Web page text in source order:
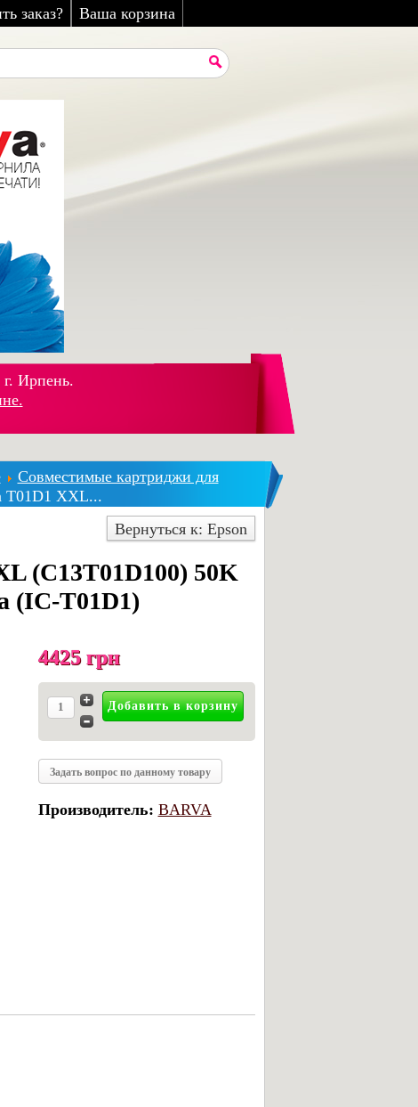
заказ? Ваша корзина
г. Ирпень.
Совместимые картриджи для
T01D1 XXL...
Вернуться к: Epson
(C13T01D100) 50K
(IC-T01D1)
4425 грн
Задать вопрос по данному товару
Производитель: BARVA